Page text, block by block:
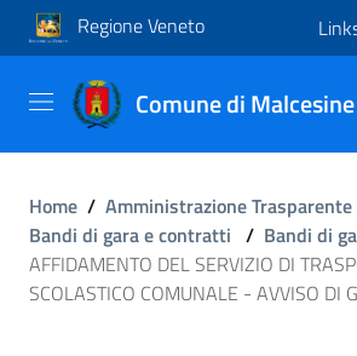
Regione Veneto
Comune di Malcesine
Home / Amministrazione Trasparente
Bandi di gara e contratti / Bandi di
AFFIDAMENTO DEL SERVIZIO DI
SCOLASTICO COMUNALE - AVVISO DI